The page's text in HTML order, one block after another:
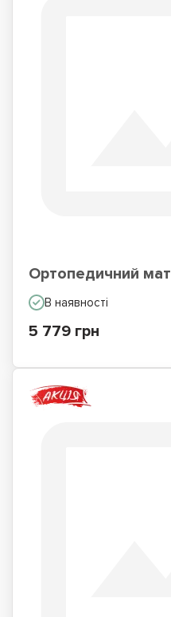
Ортопедичний
В наявності
5 779 грн